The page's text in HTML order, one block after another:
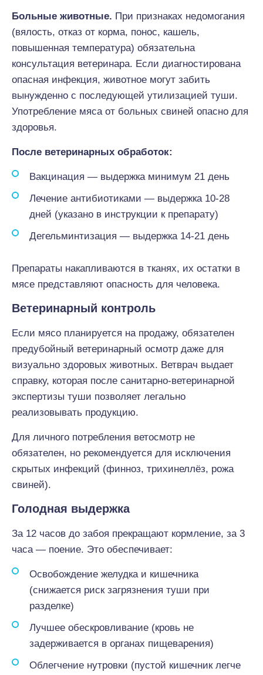
Больные животные. При признаках недомогания
(вялость, отказ от корма, понос, кашель,
повышенная температура) обязательна
консультация ветеринара. Если диагностирована
опасная инфекция, животное могут забить
вынужденно с последующей утилизацией туши.
Употребление мяса от больных свиней опасно для
здоровья.
После ветеринарных обработок:
Вакцинация — выдержка минимум 21 день
Лечение антибиотиками — выдержка 10-28
дней (указано в инструкции к препарату)
Дегельминтизация — выдержка 14-21 день
Препараты накапливаются в тканях, их остатки в
мясе представляют опасность для человека.
Ветеринарный контроль
Если мясо планируется на продажу, обязателен
предубойный ветеринарный осмотр даже для
визуально здоровых животных. Ветврач выдает
справку, которая после санитарно-ветеринарной
экспертизы туши позволяет легально
реализовывать продукцию.
Для личного потребления ветосмотр не
обязателен, но рекомендуется для исключения
скрытых инфекций (финноз, трихинеллёз, рожа
свиней).
Голодная выдержка
За 12 часов до забоя прекращают кормление, за 3
часа — поение. Это обеспечивает:
Освобождение желудка и кишечника
(снижается риск загрязнения туши при
разделке)
Лучшее обескровливание (кровь не
задерживается в органах пищеварения)
Облегчение нутровки (пустой кишечник легче